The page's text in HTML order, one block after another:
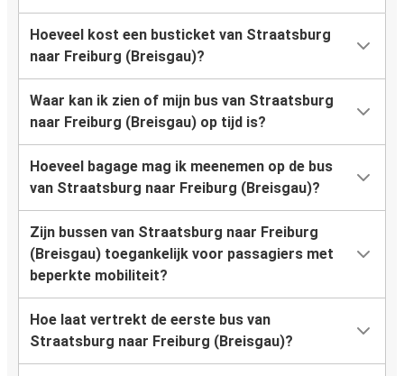
Hoeveel kost een busticket van Straatsburg
naar Freiburg (Breisgau)?
Waar kan ik zien of mijn bus van Straatsburg
naar Freiburg (Breisgau) op tijd is?
Hoeveel bagage mag ik meenemen op de bus
van Straatsburg naar Freiburg (Breisgau)?
Zijn bussen van Straatsburg naar Freiburg
(Breisgau) toegankelijk voor passagiers met
beperkte mobiliteit?
Hoe laat vertrekt de eerste bus van
Straatsburg naar Freiburg (Breisgau)?